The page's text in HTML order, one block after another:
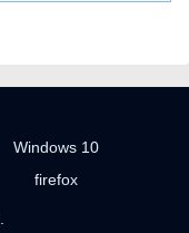
Windows 10
firefox